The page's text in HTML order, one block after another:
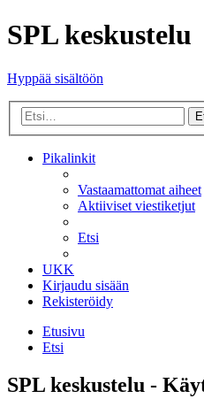
SPL keskustelu
Hyppää sisältöön
Pikalinkit
Vastaamattomat aiheet
Aktiiviset viestiketjut
Etsi
UKK
Kirjaudu sisään
Rekisteröidy
Etusivu
Etsi
SPL keskustelu -